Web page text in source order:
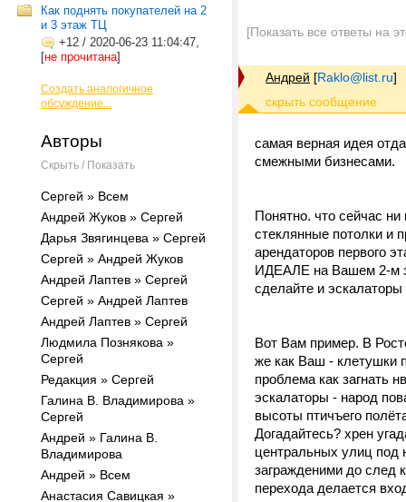
Как поднять покупателей на 2
и 3 этаж ТЦ
+12 / 2020-06-23 11:04:47,
[не прочитана]
Создать аналогичное
обсуждение...
Авторы
Скрыть / Показать
Сергей » Всем
Андрей Жуков » Сергей
Дарья Звягинцева » Сергей
Сергей » Андрей Жуков
Андрей Лаптев » Сергей
Сергей » Андрей Лаптев
Андрей Лаптев » Сергей
Людмила Познякова »
Сергей
Редакция » Сергей
Галина В. Владимирова »
Сергей
Андрей » Галина В.
Владимирова
Андрей » Всем
Анастасия Савицкая »
[Показать все ответы на
Андрей [Raklo@list.ru]
самая верная идея
смежными бизнесами.
Понятно. что сейчас
стеклянные потолки и
арендаторов
ИДЕАЛЕ на Вашем 2-м
сделайте и
Вот Вам пример. В
же как Ваш - клетушки
проблема как загнать
эскалаторы - народ
высоты птичъего
Догадайтесь? хрен
центральных улиц под
загражденими до след
перехода делается